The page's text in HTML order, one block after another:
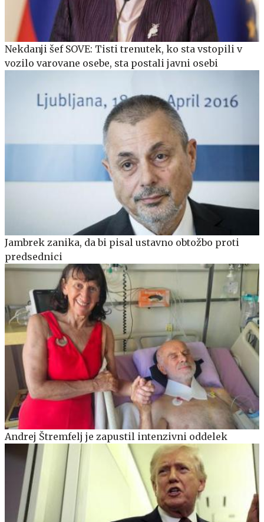
Nekdanji šef SOVE: Tisti trenutek, ko sta vstopili v
vozilo varovane osebe, sta postali javni osebi
Jambrek zanika, da bi pisal ustavno obtožbo proti
predsednici
Andrej Štremfelj je zapustil intenzivni oddelek